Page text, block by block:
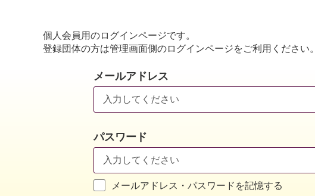
個人会員用のログインページです。
登録団体の方は管理画面側のログインページをご利用ください。
メールアドレス
パスワード
メールアドレス・パスワードを記憶する